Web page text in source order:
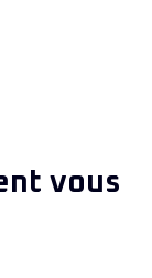
vous